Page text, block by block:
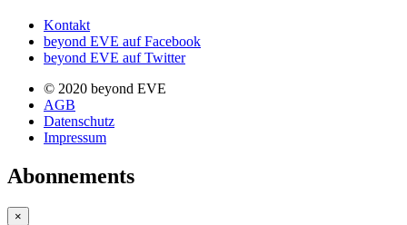
Kontakt
beyond EVE auf Facebook
beyond EVE auf Twitter
© 2020 beyond EVE
AGB
Datenschutz
Impressum
Abonnements
×